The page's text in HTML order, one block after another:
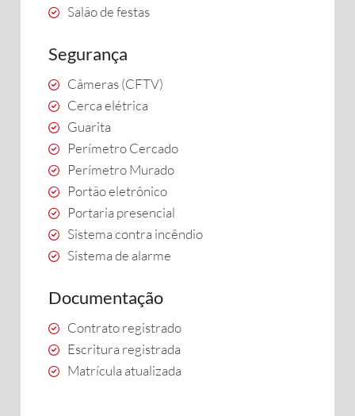
Salão de festas
Segurança
Câmeras (CFTV)
Cerca elétrica
Guarita
Perímetro Cercado
Perímetro Murado
Portão eletrônico
Portaria presencial
Sistema contra incêndio
Sistema de alarme
Documentação
Contrato registrado
Escritura registrada
Matrícula atualizada